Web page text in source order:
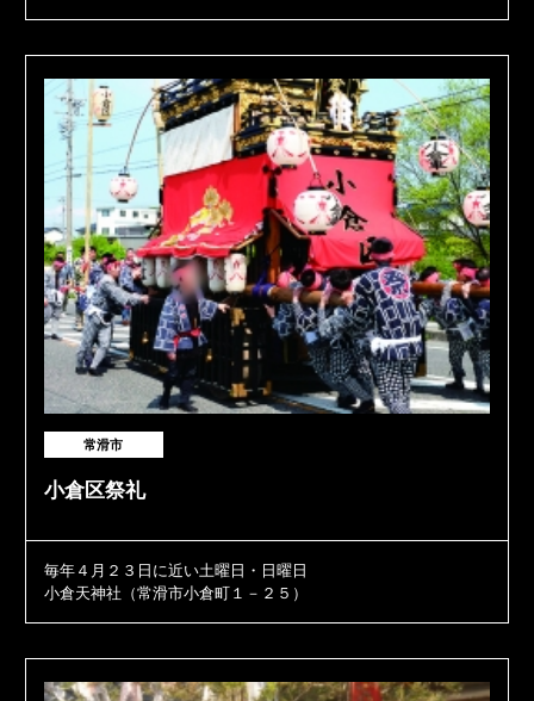
常滑市
小倉区祭礼
毎年４月２３日に近い土曜日・日曜日
小倉天神社（常滑市小倉町１－２５）